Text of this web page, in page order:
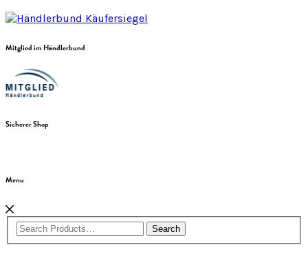
Mitglied im Händlerbund
Sicherer Shop
Menu
Search